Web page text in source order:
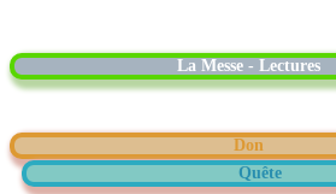
La Messe - Lectures
Don
Quête